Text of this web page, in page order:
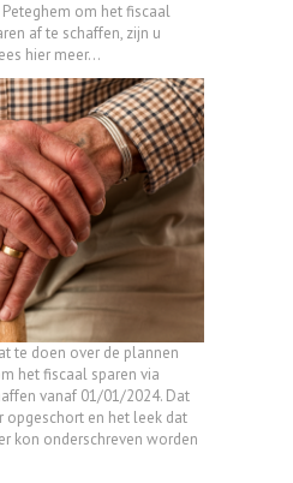
om het fiscaal
af te schaffen, zijn u
hier meer...
te doen over de plannen
het fiscaal sparen via
vanaf 01/01/2024. Dat
opgeschort en het leek dat
kon onderschreven worden